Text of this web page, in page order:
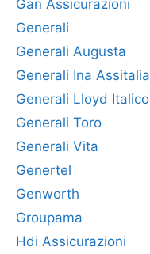
Gan Assicurazioni
Generali
Generali Augusta
Generali Ina Assitalia
Generali Lloyd Italico
Generali Toro
Generali Vita
Genertel
Genworth
Groupama
Hdi Assicurazioni